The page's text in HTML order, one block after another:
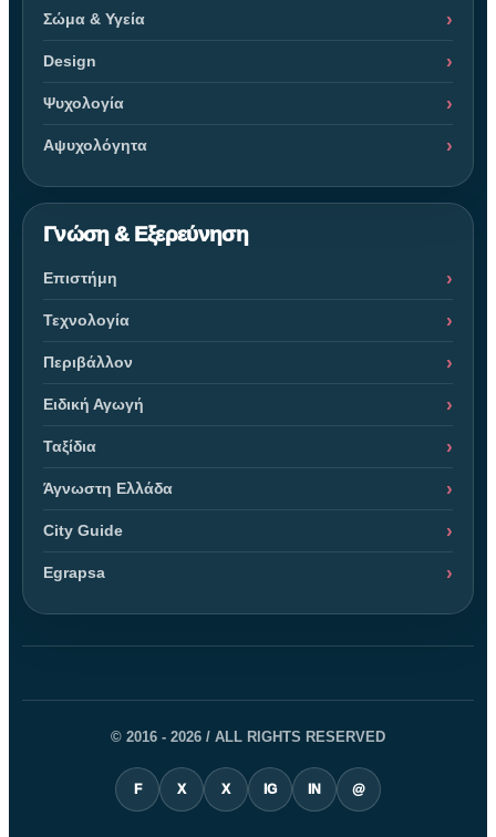
Σώμα & Υγεία
Design
Ψυχολογία
Αψυχολόγητα
Γνώση & Εξερεύνηση
Επιστήμη
Τεχνολογία
Περιβάλλον
Ειδική Αγωγή
Ταξίδια
Άγνωστη Ελλάδα
City Guide
Egrapsa
© 2016 - 2026 / ALL RIGHTS RESERVED
F X X IG IN @